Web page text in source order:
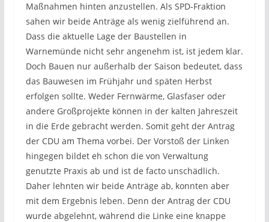
Maßnahmen hinten anzustellen. Als SPD-Fraktion
sahen wir beide Anträge als wenig zielführend an.
Dass die aktuelle Lage der Baustellen in
Warnemünde nicht sehr angenehm ist, ist jedem klar.
Doch Bauen nur außerhalb der Saison bedeutet, dass
das Bauwesen im Frühjahr und späten Herbst
erfolgen sollte. Weder Fernwärme, Glasfaser oder
andere Großprojekte können in der kalten Jahreszeit
in die Erde gebracht werden. Somit geht der Antrag
der CDU am Thema vorbei. Der Vorstoß der Linken
hingegen bildet eh schon die von Verwaltung
genutzte Praxis ab und ist de facto unschädlich.
Daher lehnten wir beide Anträge ab, konnten aber
mit dem Ergebnis leben. Denn der Antrag der CDU
wurde abgelehnt, während die Linke eine knappe